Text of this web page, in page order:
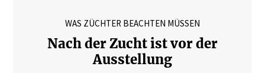
WAS ZÜCHTER BEACHTEN MÜSSEN
Nach der Zucht ist vor der
Ausstellung